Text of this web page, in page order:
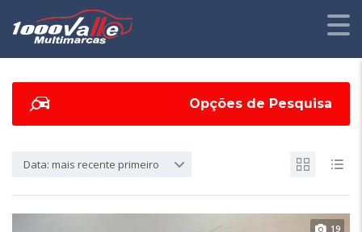
Opções de Pesquisa
Data: mais recente primeiro
19